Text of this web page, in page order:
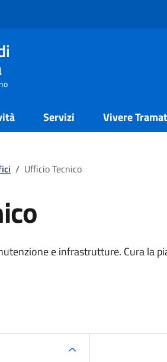
Servizi Vivere
/ Ufficio Tecnico
e infrastrutture. Cura la